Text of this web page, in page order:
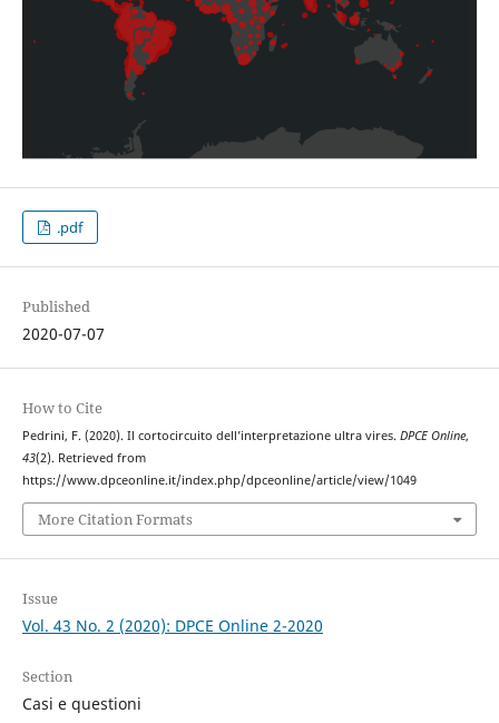
.pdf
Published
2020-07-07
How to Cite
Pedrini, F. (2020). Il cortocircuito dell’interpretazione ultra vires. DPCE Online,
43(2). Retrieved from
https://www.dpceonline.it/index.php/dpceonline/article/view/1049
More Citation Formats
Issue
Vol. 43 No. 2 (2020): DPCE Online 2-2020
Section
Casi e questioni